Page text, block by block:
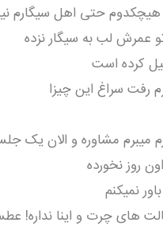
حتی اهل سیگارم
عمرش لب به سیگار نزده
کرده است
رفت سراغ این چیزا
میبرم مشاوره و الان یک
روز نخورده
نمیکنم
های چرت و اینا نداره!